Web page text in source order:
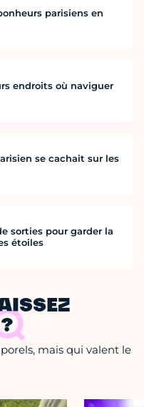
parisiens en
endroits où naviguer
se cachait sur les
sorties pour garder la
étoiles
mais qui valent le